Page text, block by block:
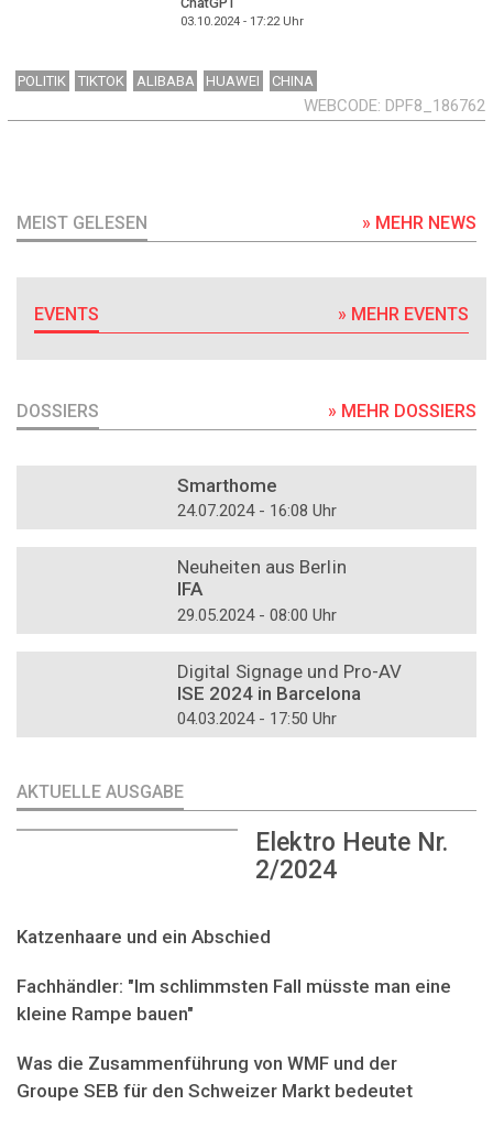
03.10.2024 - 17:22Uhr
POLITIK TIKTOK ALIBABA HUAWEI CHINA
WEBCODE DPF8_186762
MEIST GELESEN » MEHR NEWS
EVENTS » MEHR EVENTS
DOSSIERS » MEHR DOSSIERS
Smarthome
24.07.2024 - 16:08 Uhr
Neuheiten aus Berlin
IFA
29.05.2024 - 08:00 Uhr
Digital Signage und Pro-AV
ISE 2024 in Barcelona
04.03.2024 - 17:50 Uhr
AKTUELLE AUSGABE
Elektro Heute Nr.
2/2024
Katzenhaare und ein Abschied
Fachhändler: "Im schlimmsten Fall müsste man eine
kleine Rampe bauen"
Was die Zusammenführung von WMF und der
Groupe SEB für den Schweizer Markt bedeutet